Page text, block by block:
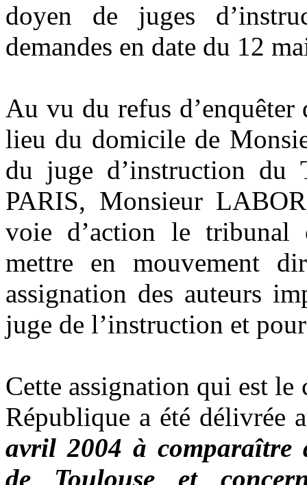
doyen de juges
demandes en date du 12
Au vu du refus d’enquêter
lieu du domicile de
du juge d’instruction du
PARIS, Monsieur
voie d’action le tribunal
mettre en mouvement
assignation des auteurs
juge de l’instruction et
Cette assignation qui est
République a été délivrée
avril 2004 à comparaître
de Toulouse et